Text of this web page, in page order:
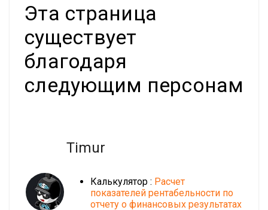
Эта страница
существует
благодаря
следующим персонам
Timur
Калькулятор : Расчет
показателей рентабельности по
отчету о финансовых результатах